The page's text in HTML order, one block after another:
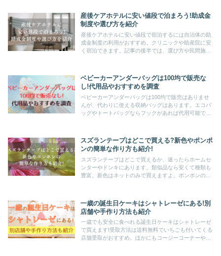
産後ケアホテルに安い値段で泊まろう!助成金
制度や選び方を紹介
産後ケアホテルに安い値段で宿泊するには自治体の助
成金制度の利用がおすすめ。クリニックや助産院に安
く宿泊できます。記事の後半では、選び方や民間施設
ベビーカーアンダーバッグは100均で販売な
し!代用品やおすすめを調査
ベビーカーアンダーバッグは100均で販売はありませ
んが、代わりに使える収納バッグはあります。エコバ
ッグやトートバッグならフックがあれば代用可能です
スズランテープはどこで買える?新色やポンポ
ンの簡単な作り方も紹介!
スズランテープはどこで買えるか、迷ったらホームセ
ンターやドンキにあります。類似品なら安くて種類も
豊富。新色はネットのみで買えますよ。ポンポンの簡
ょう!
一歳の誕生日ケーキはシャトレーゼにある!別
店舗や手作り方法も紹介
一歳でも安全に食べれる誕生日ケーキはシャトレーゼ
で買えます!受取方法は送料無料でいちごも付いてくる
店舗受取がおすすめ。ほかにもコージーコーナーやネ